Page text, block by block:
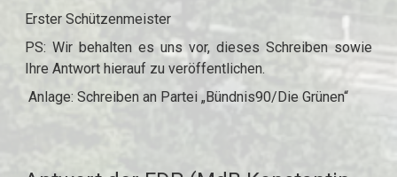
Erster Schützenmeister
PS: Wir behalten es uns vor, dieses Schreiben sowie
Ihre Antwort hierauf zu veröffentlichen.
Anlage: Schreiben an Partei „Bündnis90/Die Grünen“